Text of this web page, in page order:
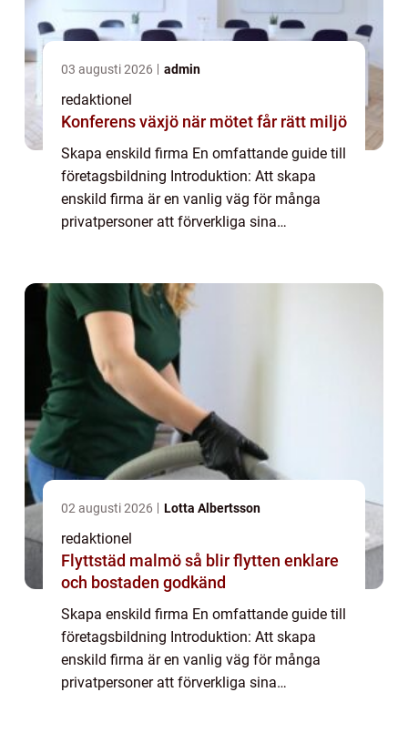
03 augusti 2026 admin
redaktionel
Konferens växjö när mötet får rätt miljö
Skapa enskild firma En omfattande guide till
företagsbildning Introduktion: Att skapa
enskild firma är en vanlig väg för många
privatpersoner att förverkliga sina
02 augusti 2026 Lotta Albertsson
redaktionel
Flyttstäd malmö så blir flytten enklare
och bostaden godkänd
Skapa enskild firma En omfattande guide till
företagsbildning Introduktion: Att skapa
enskild firma är en vanlig väg för många
privatpersoner att förverkliga sina